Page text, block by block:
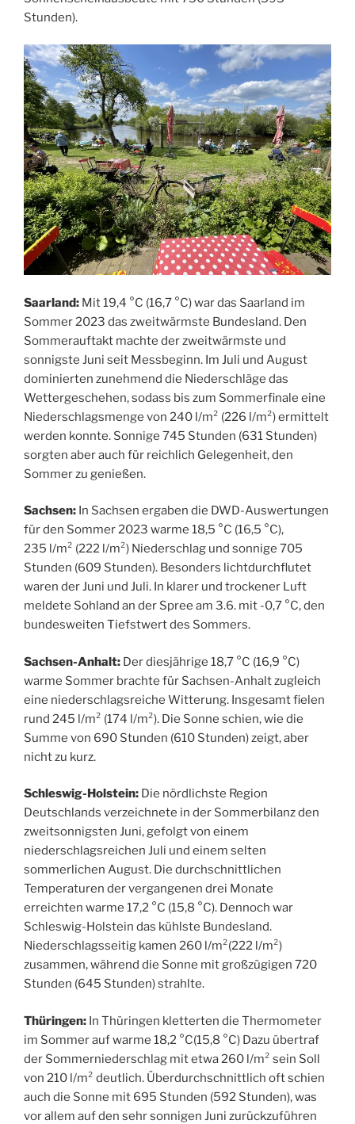
Stunden).
Saarland: Mit 19,4 °C (16,7 °C) war das Saarland im
Sommer 2023 das zweitwärmste Bundesland. Den
Sommerauftakt machte der zweitwärmste und
sonnigste Juni seit Messbeginn. Im Juli und August
dominierten zunehmend die Niederschläge das
Wettergeschehen, sodass bis zum Sommerfinale eine
Niederschlagsmenge von 240 l/m² (226 l/m²) ermittelt
werden konnte. Sonnige 745 Stunden (631 Stunden)
sorgten aber auch für reichlich Gelegenheit, den
Sommer zu genießen.
Sachsen: In Sachsen ergaben die DWD-Auswertungen
für den Sommer 2023 warme 18,5 °C (16,5 °C),
235 l/m² (222 l/m²) Niederschlag und sonnige 705
Stunden (609 Stunden). Besonders lichtdurchflutet
waren der Juni und Juli. In klarer und trockener Luft
meldete Sohland an der Spree am 3.6. mit -0,7 °C, den
bundesweiten Tiefstwert des Sommers.
Sachsen-Anhalt: Der diesjährige 18,7 °C (16,9 °C)
warme Sommer brachte für Sachsen-Anhalt zugleich
eine niederschlagsreiche Witterung. Insgesamt fielen
rund 245 l/m² (174 l/m²). Die Sonne schien, wie die
Summe von 690 Stunden (610 Stunden) zeigt, aber
nicht zu kurz.
Schleswig-Holstein: Die nördlichste Region
Deutschlands verzeichnete in der Sommerbilanz den
zweitsonnigsten Juni, gefolgt von einem
niederschlagsreichen Juli und einem selten
sommerlichen August. Die durchschnittlichen
Temperaturen der vergangenen drei Monate
erreichten warme 17,2 °C (15,8 °C). Dennoch war
Schleswig-Holstein das kühlste Bundesland.
Niederschlagsseitig kamen 260 l/m²(222 l/m²)
zusammen, während die Sonne mit großzügigen 720
Stunden (645 Stunden) strahlte.
Thüringen: In Thüringen kletterten die Thermometer
im Sommer auf warme 18,2 °C(15,8 °C) Dazu übertraf
der Sommerniederschlag mit etwa 260 l/m² sein Soll
von 210 l/m² deutlich. Überdurchschnittlich oft schien
auch die Sonne mit 695 Stunden (592 Stunden), was
vor allem auf den sehr sonnigen Juni zurückzuführen